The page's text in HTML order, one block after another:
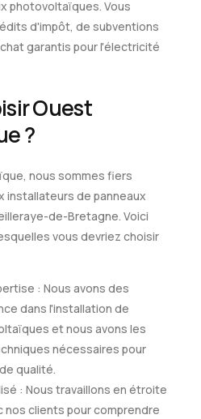
photovoltaïques. Vous
d'impôt, de subventions
garantis pour l'électricité
Ouest
?
nous sommes fiers
installateurs de panneaux
de-Bretagne. Voici
vous devriez choisir
: Nous avons des
dans l'installation de
et nous avons les
nécessaires pour
qualité.
: Nous travaillons en étroite
nos clients pour comprendre